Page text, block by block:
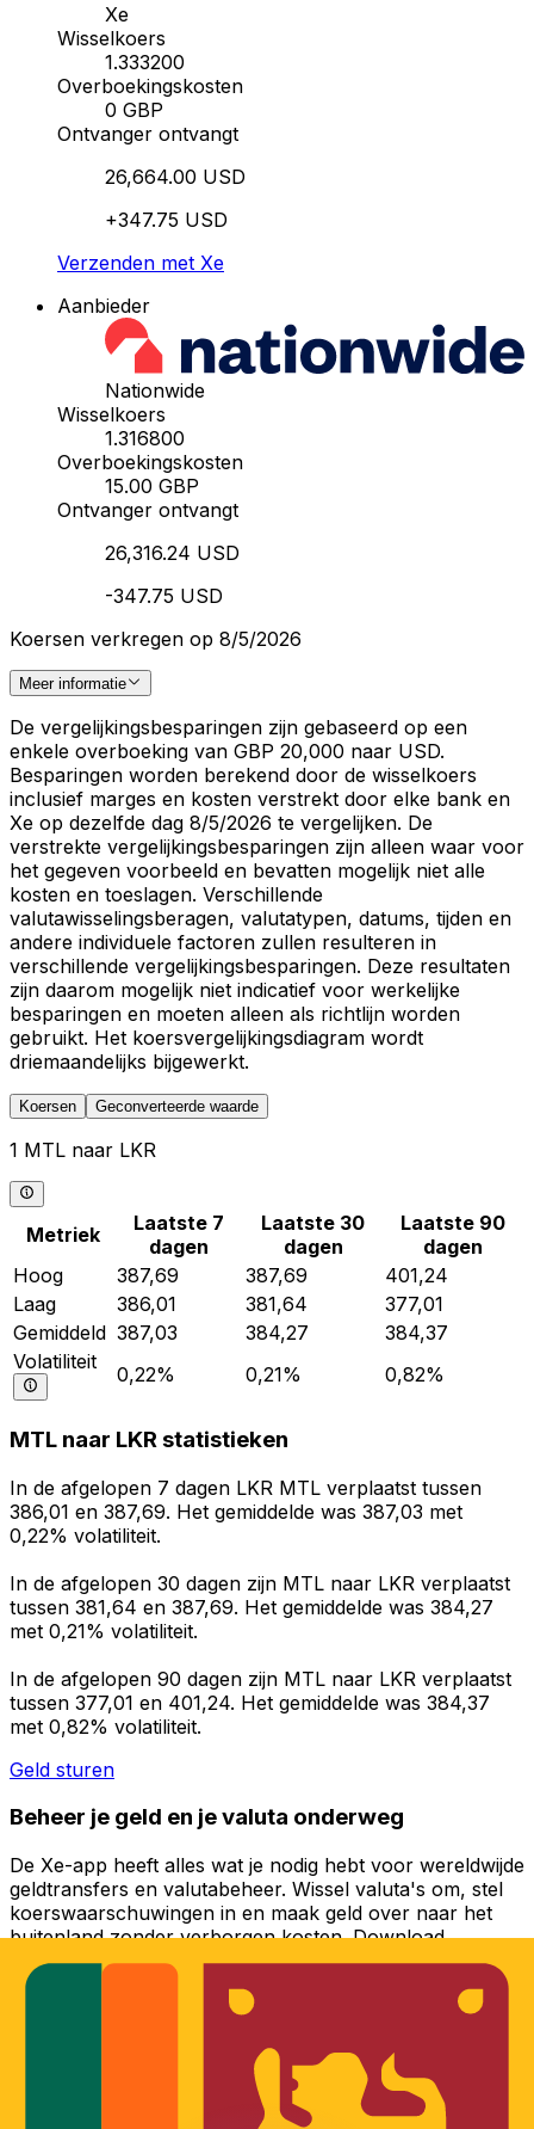
Xe
Wisselkoers
1.333200
Overboekingskosten
0 GBP
Ontvanger ontvangt
26,664.00 USD
+347.75 USD
Verzenden met Xe
Aanbieder
Nationwide
Wisselkoers
1.316800
Overboekingskosten
15.00 GBP
Ontvanger ontvangt
26,316.24 USD
-347.75 USD
Koersen verkregen op 8/5/2026
Meer informatie
De vergelijkingsbesparingen zijn gebaseerd op een
enkele overboeking van GBP 20,000 naar USD.
Besparingen worden berekend door de wisselkoers
inclusief marges en kosten verstrekt door elke bank en
Xe op dezelfde dag 8/5/2026 te vergelijken. De
verstrekte vergelijkingsbesparingen zijn alleen waar voor
het gegeven voorbeeld en bevatten mogelijk niet alle
kosten en toeslagen. Verschillende
valutawisselingsberagen, valutatypen, datums, tijden en
andere individuele factoren zullen resulteren in
verschillende vergelijkingsbesparingen. Deze resultaten
zijn daarom mogelijk niet indicatief voor werkelijke
besparingen en moeten alleen als richtlijn worden
gebruikt. Het koersvergelijkingsdiagram wordt
driemaandelijks bijgewerkt.
Koersen Geconverteerde waarde
1 MTL naar LKR
Metriek
Laatste 7
dagen
Laatste 30
dagen
Laatste 90
dagen
Hoog
387,69 387,69
401,24
Laag
386,01 381,64
377,01
Gemiddeld 387,03 384,27
384,37
Volatiliteit
0,22% 0,21% 0,82%
MTL naar LKR statistieken
In de afgelopen 7 dagen LKR MTL verplaatst tussen
386,01 en 387,69. Het gemiddelde was 387,03 met
0,22% volatiliteit.
In de afgelopen 30 dagen zijn MTL naar LKR verplaatst
tussen 381,64 en 387,69. Het gemiddelde was 384,27
met 0,21% volatiliteit.
In de afgelopen 90 dagen zijn MTL naar LKR verplaatst
tussen 377,01 en 401,24. Het gemiddelde was 384,37
met 0,82% volatiliteit.
Geld sturen
Beheer je geld en je valuta onderweg
De Xe-app heeft alles wat je nodig hebt voor wereldwijde
geldtransfers en valutabeheer. Wissel valuta's om, stel
koerswaarschuwingen in en maak geld over naar het
buitenland zonder verborgen kosten. Download
vandaag nog!